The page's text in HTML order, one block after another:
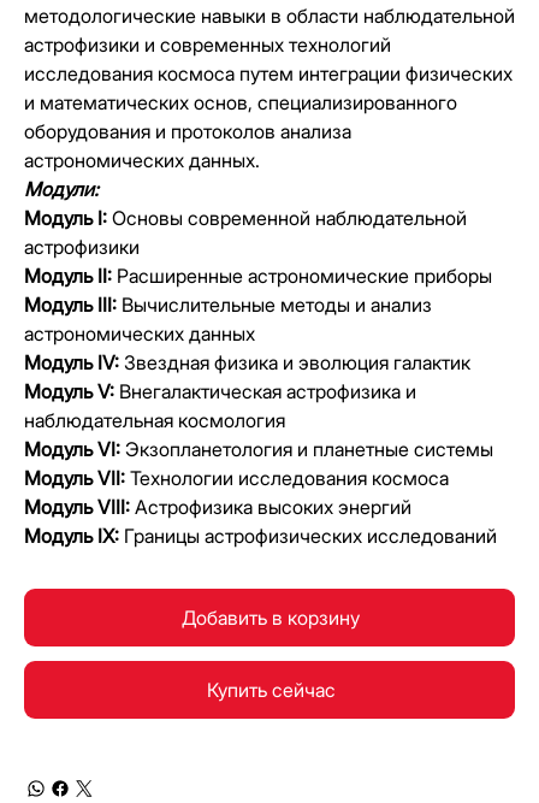
методологические навыки в области наблюдательной
астрофизики и современных технологий
исследования космоса путем интеграции физических
и математических основ, специализированного
оборудования и протоколов анализа
астрономических данных.
Модули:
Модуль I: Основы современной наблюдательной
астрофизики
Модуль II: Расширенные астрономические приборы
Модуль III: Вычислительные методы и анализ
астрономических данных
Модуль IV: Звездная физика и эволюция галактик
Модуль V: Внегалактическая астрофизика и
наблюдательная космология
Модуль VI: Экзопланетология и планетные системы
Модуль VII: Технологии исследования космоса
Модуль VIII: Астрофизика высоких энергий
Модуль IX: Границы астрофизических исследований
Добавить в корзину
Купить сейчас